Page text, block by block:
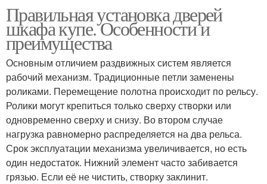
Правильная установка дверей
шкафа купе. Особенности и
преимущества
Основным отличием раздвижных систем является
рабочий механизм. Традиционные петли заменены
роликами. Перемещение полотна происходит по рельсу.
Ролики могут крепиться только сверху створки или
одновременно сверху и снизу. Во втором случае
нагрузка равномерно распределяется на два рельса.
Срок эксплуатации механизма увеличивается, но есть
один недостаток. Нижний элемент часто забивается
грязью. Если её не чистить, створку заклинит.